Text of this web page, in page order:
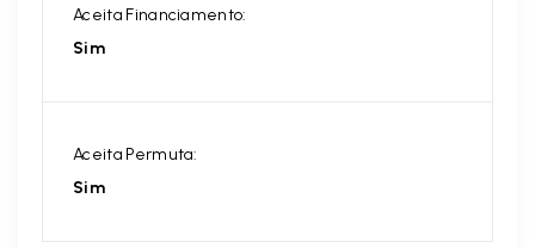
Aceita Financiamento:
Sim
Aceita Permuta:
Sim